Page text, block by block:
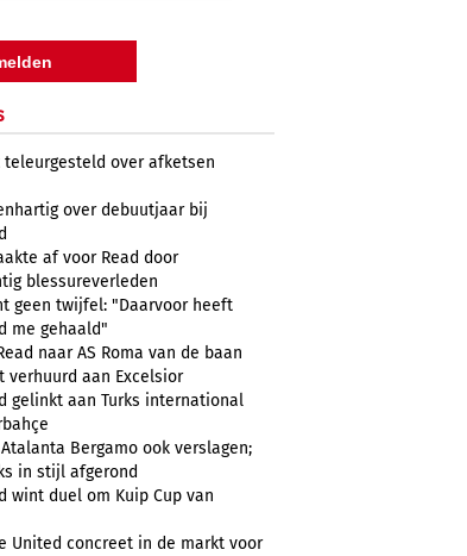
teleurgesteld over afketsen
over debuutjaar bij
af voor Read door
blessureverleden
geen twijfel: "Daarvoor heeft
me gehaald"
naar AS Roma van de baan
verhuurd aan Excelsior
gelinkt aan Turks international
Atalanta Bergamo ook verslagen;
in stijl afgerond
wint duel om Kuip Cup van
United concreet in de markt voor